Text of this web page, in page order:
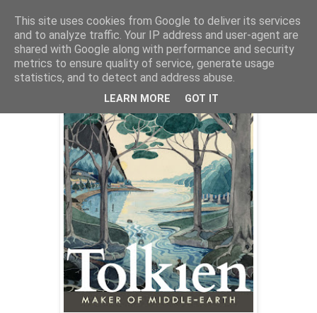
17. juli 2018
Fortellinger og kart
This site uses cookies from Google to deliver its services
and to analyze traffic. Your IP address and user-agent are
shared with Google along with performance and security
metrics to ensure quality of service, generate usage
statistics, and to detect and address abuse.
LEARN MORE GOT IT